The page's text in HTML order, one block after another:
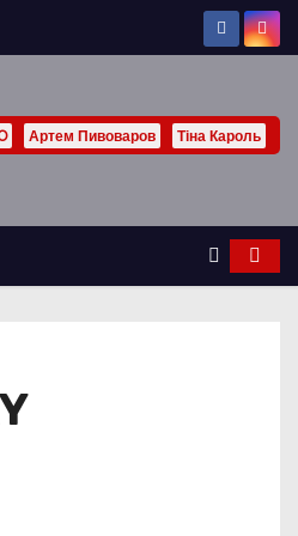
Артем Пивоваров Тіна Кароль